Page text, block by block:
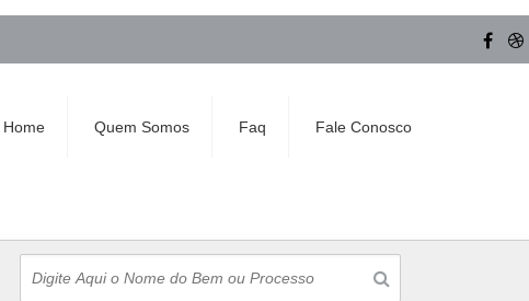
Home Quem Somos Faq Fale Conosco